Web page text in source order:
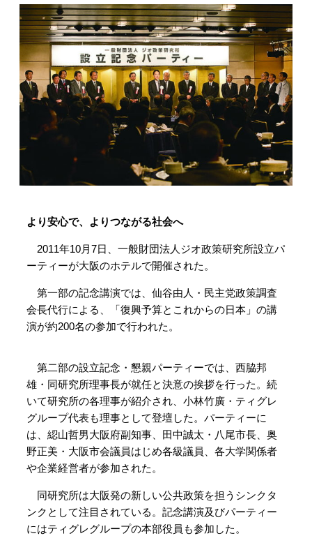
より安心で、よりつながる社会へ
2011年10月7日、一般財団法人ジオ政策研究所設立パ
ーティーが大阪のホテルで開催された。
第一部の記念講演では、仙谷由人・民主党政策調査
会長代行による、「復興予算とこれからの日本」の講
演が約200名の参加で行われた。
第二部の設立記念・懇親パーティーでは、西脇邦
雄・同研究所理事長が就任と決意の挨拶を行った。続
いて研究所の各理事が紹介され、小林竹廣・ティグレ
グループ代表も理事として登壇した。パーティーに
は、綛山哲男大阪府副知事、田中誠太・八尾市長、奥
野正美・大阪市会議員はじめ各級議員、各大学関係者
や企業経営者が参加された。
同研究所は大阪発の新しい公共政策を担うシンクタ
ンクとして注目されている。記念講演及びパーティー
にはティグレグループの本部役員も参加した。